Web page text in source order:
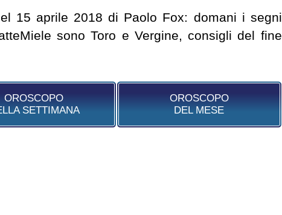
15 aprile 2018 di Paolo Fox: domani i segni
sono Toro e Vergine, consigli del fine
OROSCOPO
SETTIMANA
OROSCOPO
DEL MESE